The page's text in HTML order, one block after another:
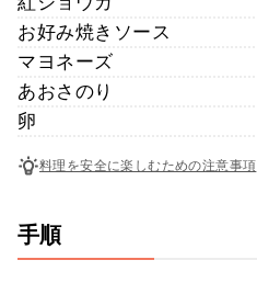
お好み焼きソース
マヨネーズ
あおさのり
卵
料理を安全に楽しむための注意事項
手順